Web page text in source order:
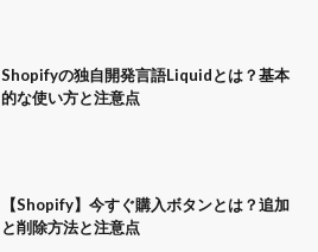
Shopifyの独自開発言語Liquidとは？基本
的な使い方と注意点
【Shopify】今すぐ購入ボタンとは？追加
と削除方法と注意点